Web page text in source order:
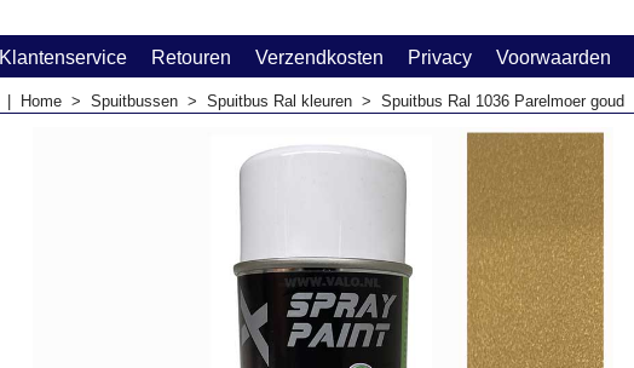
Klantenservice Retouren Verzendkosten Privacy Voorwaarden
Home > Spuitbussen > Spuitbus Ral kleuren > Spuitbus Ral 1036 Parelmoer goud